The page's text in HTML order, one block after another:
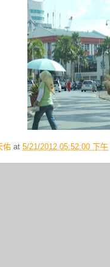
佑 at 5/21/2012 05:52:00 下午